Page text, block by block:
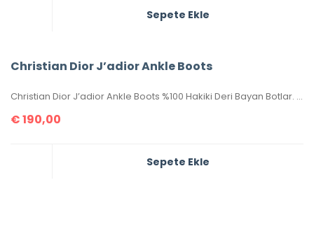
Sepete Ekle
Christian Dior J’adior Ankle Boots
Christian Dior J’adior Ankle Boots %100 Hakiki Deri Bayan Botlar. 36-37-38-39-40 ölçüler mevcuttur. Kutulu, sertifikalıdır.
€190,00
Sepete Ekle